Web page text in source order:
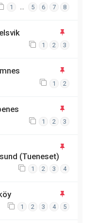
1 … 5 6 7 8
1 2 3
1 2
1 2 3
(Tueneset)
1 2 3 4
1 2 3 4 5